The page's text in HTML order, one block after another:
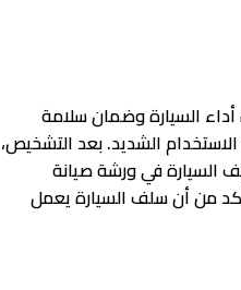
السيارة وضمان سلامة
الشديد. بعد التشخيص،
السيارة في ورشة صيانة
من أن سلف السيارة يعمل